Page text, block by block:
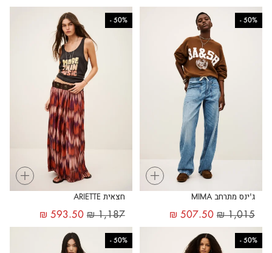
+
50%
-
ג'ינס מתרחב MIMA
₪1,015
₪ 507.50
+
50%
-
חצאית ARIETTE
₪1,187
₪ 593.50
50%
-
50%
-